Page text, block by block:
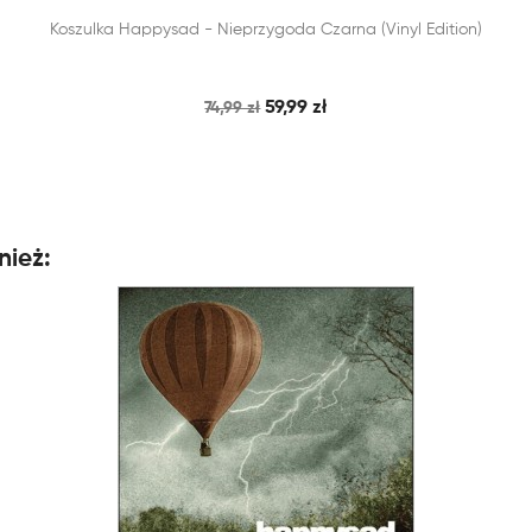
DODAJ DO KOSZYKA SZYBKI PODGLĄD
Koszulka Happysad - Nieprzygoda Czarna (Vinyl Edition)
74,99 zł 59,99 zł